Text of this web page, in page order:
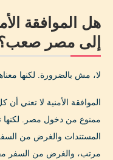
هل الموافقة
إلى مصر
لا، مش بالضرورة. لكنها
الموافقة الأمنية لا تعني
ممنوع من دخول مصر. لكنها
المستندات والغرض من
مرتب، والغرض من السفر